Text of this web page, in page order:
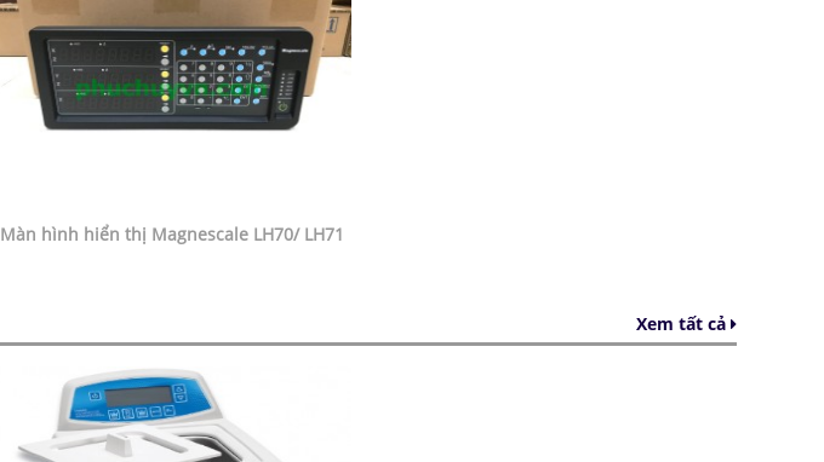
Màn hình hiển thị Magnescale LH70/ LH71
Xem tất cả